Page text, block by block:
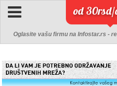
od
Oglasite vašu firmu na Infostar.rs -